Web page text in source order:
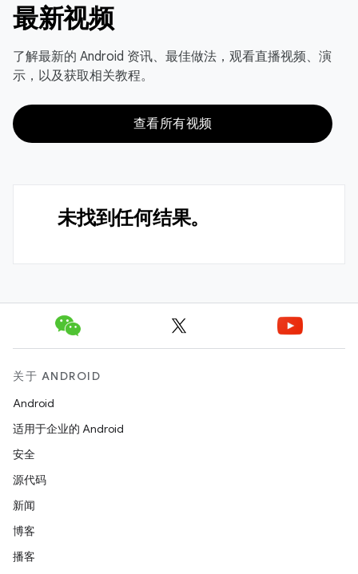
最新视频
了解最新的 Android 资讯、最佳做法，观看直播视频、演
示，以及获取相关教程。
查看所有视频
未找到任何结果。
关于 ANDROID
Android
适用于企业的 Android
安全
源代码
新闻
博客
播客